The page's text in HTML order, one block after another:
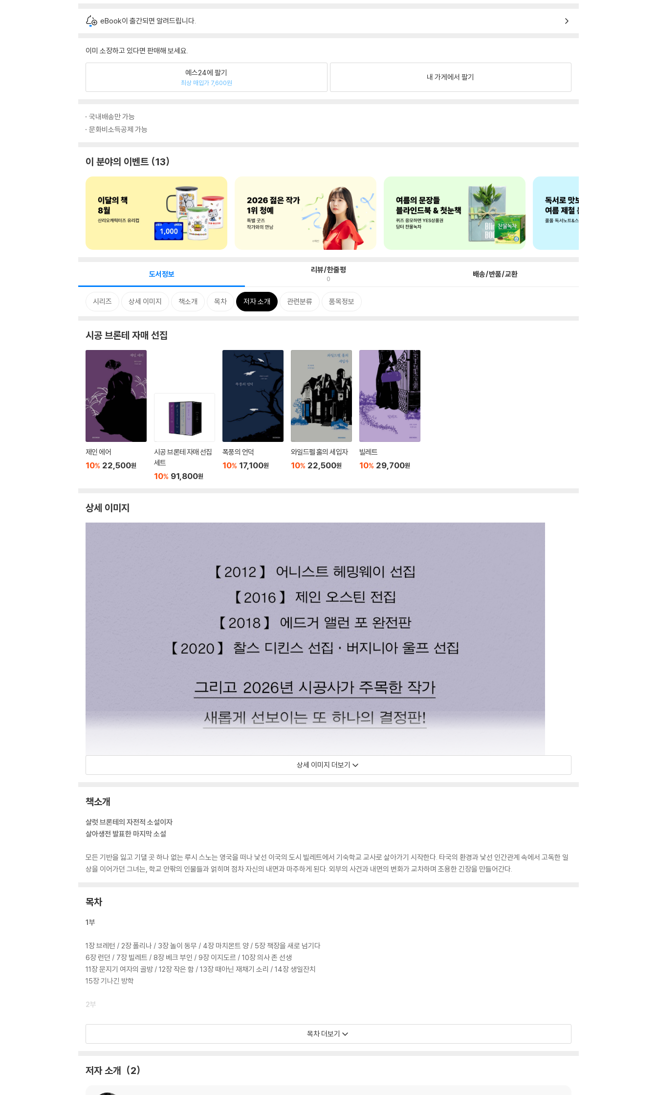
eBook이 출간되면 알려드립니다.
이미 소장하고 있다면 판매해 보세요.
예스24에 팔기
최상 매입가 7,600원
내 가게에서 팔기
국내배송만 가능
문화비소득공제 가능
이 분야의 이벤트 13
도서정보 리뷰/한줄평
0 배송/반품/교환
시리즈 상세 이미지 책소개 목차 저자 소개 관련분류 품목정보
시공 브론테 자매 선집
제인 에어
10% 22,500원
시공 브론테 자매 선집
세트
10% 91,800원
폭풍의 언덕
10% 17,100원
와일드펠 홀의 세입자
10% 22,500원
빌레트
10% 29,700원
상세 이미지
상세 이미지 더보기
책소개
샬럿 브론테의 자전적 소설이자
살아생전 발표한 마지막 소설
모든 기반을 잃고 기댈 곳 하나 없는 루시 스노는 영국을 떠나 낯선 이국의 도시 빌레트에서 기숙학교 교사로 살아가기 시작한다. 타국의 환경과 낯선 인간관계 속에서 고독한 일
상을 이어가던 그녀는, 학교 안팎의 인물들과 얽히며 점차 자신의 내면과 마주하게 된다. 외부의 사건과 내면의 변화가 교차하며 조용한 긴장을 만들어간다.
목차
1부
1장 브레턴 / 2장 폴리나 / 3장 놀이 동무 / 4장 마치몬트 양 / 5장 책장을 새로 넘기다
6장 런던 / 7장 빌레트 / 8장 베크 부인 / 9장 이지도르 / 10장 의사 존 선생
11장 문지기 여자의 골방 / 12장 작은 함 / 13장 때아닌 재채기 소리 / 14장 생일잔치
15장 기나긴 방학
2부
16장 그리운 옛날 / 17장 라 테라스 / 18장 우리의 다툼 / 19장 클레오파트라
3부
목차 더보기
저자 소개 2